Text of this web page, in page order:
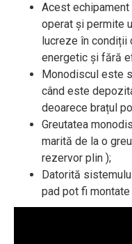
Acest
operat și permite
lucreze în condiții
energetic și fără
Monodiscul este
când este
deoarece brațul
Greutatea
marită de la o
rezervor plin );
Datorită
pad pot fi